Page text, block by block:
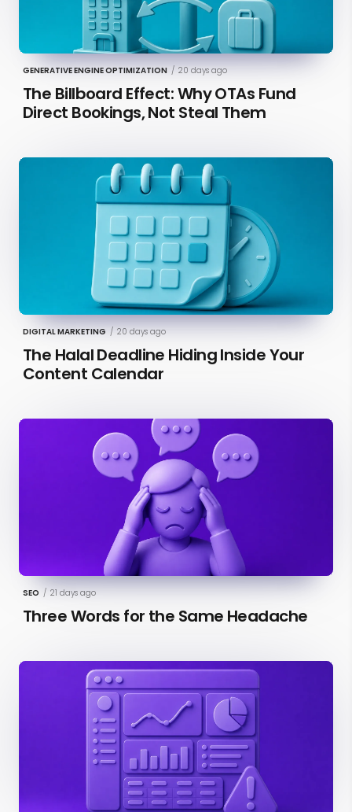
GENERATIVE ENGINE OPTIMIZATION / 20 days ago
The Billboard Effect: Why OTAs Fund
Direct Bookings, Not Steal Them
DIGITAL MARKETING / 20 days ago
The Halal Deadline Hiding Inside Your
Content Calendar
SEO / 21 days ago
Three Words for the Same Headache